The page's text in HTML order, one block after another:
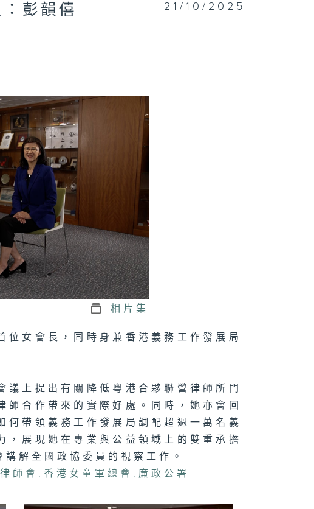
港區全國人大代
表：林至頴
港區全國人大代
表：陳仲尼
港區全國政協委
員：管浩鳴
表：孫偉勇
彭韻僖 21/10/2025
相片集
位女會長，同時身兼香港義務工作發展局
上提出有關降低粵港合夥聯營律師所門
合作帶來的實際好處。同時，她亦會回
何帶領義務工作發展局調配超過一萬名義
，展現她在專業與公益領域上的雙重承擔
解全國政協委員的視察工作。
師會 , 香港女童軍總會 ,廉政公署